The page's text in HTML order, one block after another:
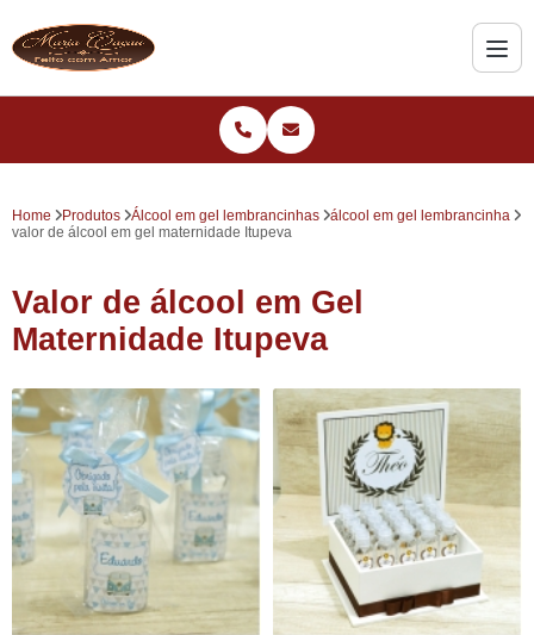
Home Produtos Álcool em gel lembrancinhas
álcool em gel lembrancinha
valor de álcool em gel maternidade Itupeva
Valor de álcool em Gel
Maternidade Itupeva